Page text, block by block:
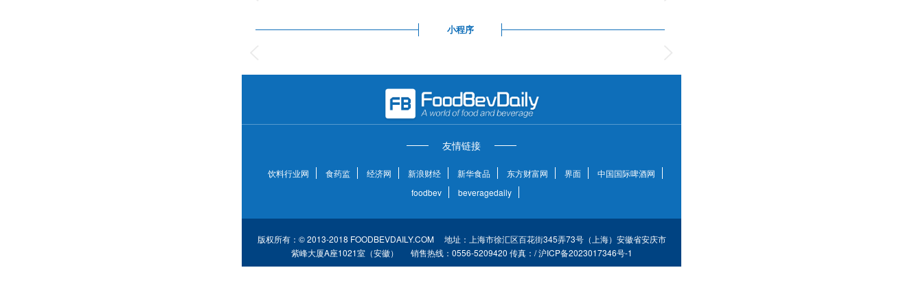
小程序
友情链接
饮料行业网 食药监 经济网 新浪财经 新华食品 东方财富网 界面
中国国际啤酒网
foodbev
beveragedaily
版权所有：© 2013-2018 FOODBEVDAILY.COM 地址：上海市徐汇区百花街345弄73号（上海）安徽省安庆市
紫峰大厦A座1021室（安徽） 销售热线：0556-5209420 传真：/ 沪ICP备2023017346号-1